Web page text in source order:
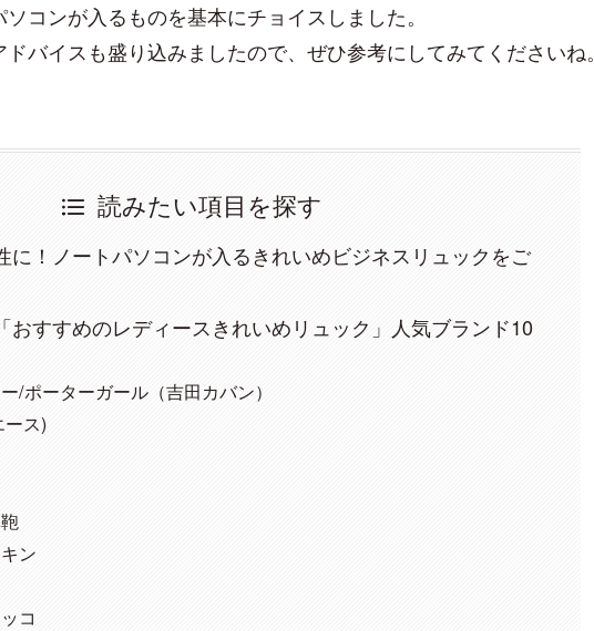
コンが入るものを基本にチョイスしました。
バイスも盛り込みましたので、ぜひ参考にしてみてくださいね。
読みたい項目を探す
に！ノートパソコンが入るきれいめビジネスリュックをご
おすすめのレディースきれいめリュック」人気ブランド10
/ポーターガール（吉田カバン）
ス)
ン
コ